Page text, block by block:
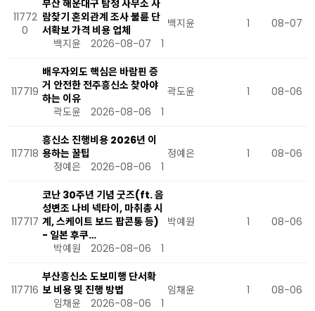
11772
0
부산 해운대구 탐정 사무소 사
람찾기 혼외관계 조사 불륜 단
서확보 가격 비용 업체
백지윤
2026-08-07 1
백지윤 1 08-07
117719
배우자외도 핵심은 바람핀 증
거 안전한 전주흥신소 찾아야
하는 이유
곽도윤
2026-08-06 1
곽도윤 1 08-06
117718
흥신소 진행비용 2026년 이
용하는 꿀팁
정예은
2026-08-06 1
정예은 1 08-06
117717
코난 30주년 기념 굿즈(ft. 음
성변조 나비 넥타이, 마취총 시
계, 스케이트 보드 팝콘통 등)
- 일본 후쿠…
박예원
2026-08-06 1
박예원 1 08-06
117716
부산흥신소 도보미행 단서확
보 비용 및 진행 방법
임채윤
2026-08-06 1
임채윤 1 08-06